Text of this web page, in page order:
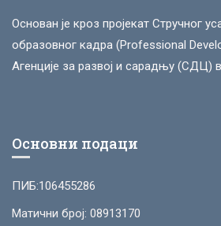
Основан је кроз пројекат Стручног
образовног кадра (Professional
Агенције за развој и сарадњу (СДЦ)
Основни подаци
ПИБ:106455286
Матични број: 08913170